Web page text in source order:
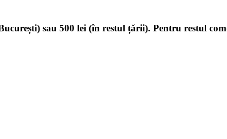
sau 500 lei (în restul țării). Pentru restul